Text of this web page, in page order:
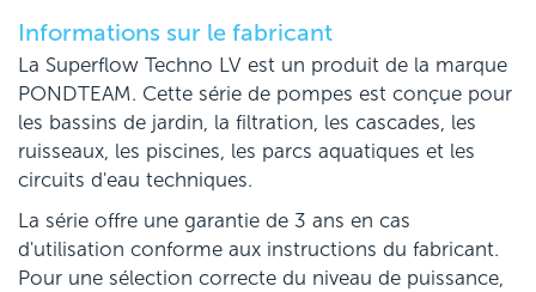
Informations sur le fabricant
La Superflow Techno LV est un produit de la marque
PONDTEAM. Cette série de pompes est conçue pour
les bassins de jardin, la filtration, les cascades, les
ruisseaux, les piscines, les parcs aquatiques et les
circuits d'eau techniques.
La série offre une garantie de 3 ans en cas
d'utilisation conforme aux instructions du fabricant.
Pour une sélection correcte du niveau de puissance,